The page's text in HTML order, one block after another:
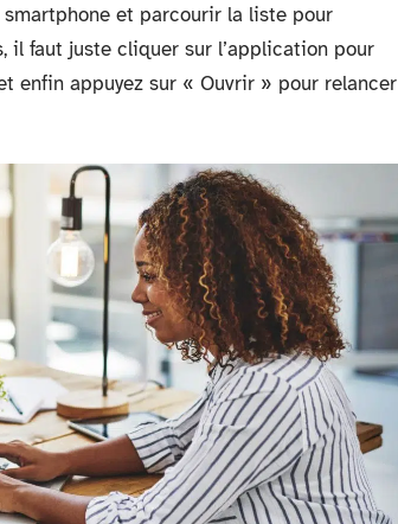
et parcourir la liste pour
il faut juste cliquer sur l’application pour
enfin appuyez sur « Ouvrir » pour relancer